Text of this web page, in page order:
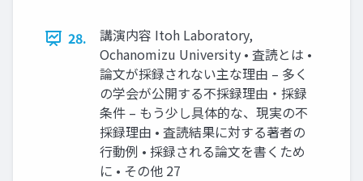
28.
講演内容 Itoh Laboratory,
Ochanomizu University • 査読とは •
論文が採録されない主な理由 – 多く
の学会が公開する不採録理由・採録
条件 – もう少し具体的な、現実の不
採録理由 • 査読結果に対する著者の
行動例 • 採録される論文を書くため
に • その他 27